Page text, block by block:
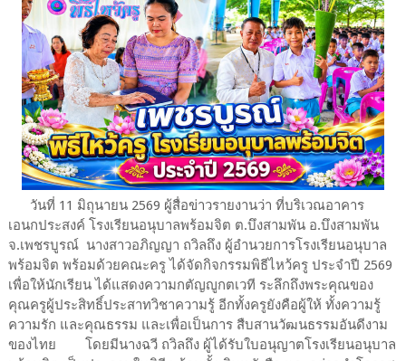
วันที่ 11 มิถุนายน 2569 ผู้สื่อข่าวรายงานว่า ที่บริเวณอาคาร
เอนกประสงค์ โรงเรียนอนุบาลพร้อมจิต ต.บึงสามพัน อ.บึงสามพัน
จ.เพชรบูรณ์ นางสาวอภิญญา ถวิลถึง ผู้อำนวยการโรงเรียนอนุบาล
พร้อมจิต พร้อมด้วยคณะครู ได้จัดกิจกรรมพิธีไหว้ครู ประจำปี 2569
เพื่อให้นักเรียน ได้แสดงความกตัญญูกตเวที ระลึกถึงพระคุณของ
คุณครูผู้ประสิทธิ์ประสาทวิชาความรู้ อีกทั้งครูยังคือผู้ให้ ทั้งความรู้
ความรัก และคุณธรรม และเพื่อเป็นการ สืบสานวัฒนธรรมอันดีงาม
ของไทย โดยมีนางฉวี ถวิลถึง ผู้ได้รับใบอนุญาตโรงเรียนอนุบาล